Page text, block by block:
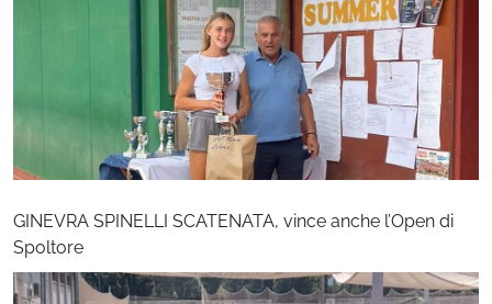
GINEVRA SPINELLI SCATENATA, vince anche l’Open di
Spoltore